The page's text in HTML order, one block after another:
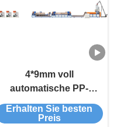
4*9mm voll
automatische PP-
Gürtel-Produktionslinie
200~250Kg/h
Erhalten Sie besten
Preis